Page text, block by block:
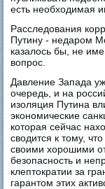
есть необходимая
Расследования
Путину - недаром
казалось бы, не
вопрос.
Давление Запада
очередь, и на
изоляция Путина
экономические
которая сейчас
сводится к тому,
своими хорошими
безопасность и
клептократии за
гарантом этих